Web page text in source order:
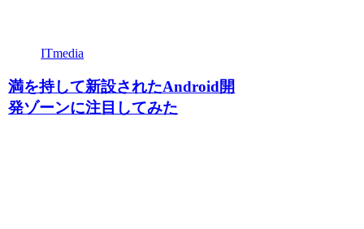
ITmedia
満を持して新設されたAndroid開
発ゾーンに注目してみた